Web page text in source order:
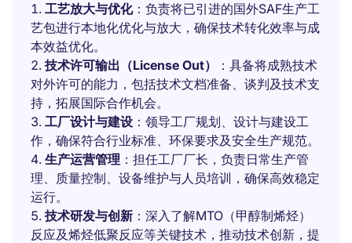
工艺放大与优化：负责将已引进的国外SAF生产工
艺包进行本地化优化与放大，确保技术转化效率与成
本效益优化。
技术许可输出（License Out）
：具备将成熟技术
对外许可的能力，包括技术文档准备、谈判及技术支
持，拓展国际合作机会。
工厂设计与建设 ：领导工厂规划、设计与建设工
作，确保符合行业标准、环保要求及安全生产规范。
生产运营管理 ：担任工厂厂长，负责日常生产管
理、质量控制、设备维护与人员培训，确保高效稳定
运行。
技术研发与创新 ：深入了解MTO（甲醇制烯烃）
反应及烯烃低聚反应等关键技术，推动技术创新，提